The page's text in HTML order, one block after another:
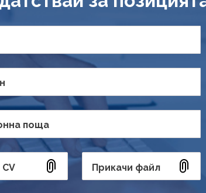
поща
Прикачи файл